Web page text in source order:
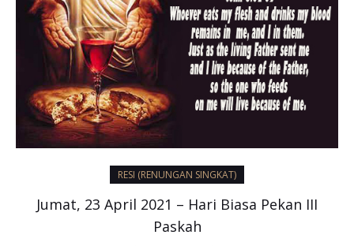
RESI (RENUNGAN SINGKAT)
Jumat, 23 April 2021 – Hari Biasa Pekan III
Paskah